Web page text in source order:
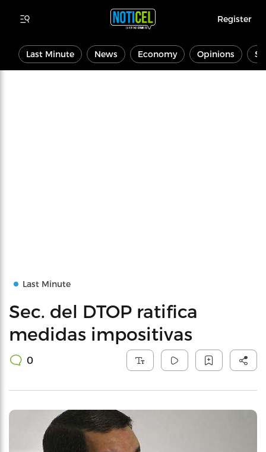
Register
Last Minute News Economy Opinions
Last Minute
Sec. del DTOP ratifica
medidas impositivas
0